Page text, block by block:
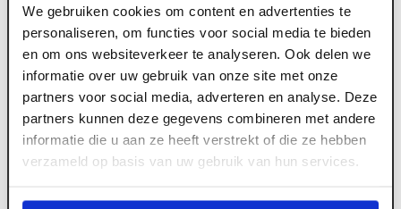
We gebruiken cookies om content en advertenties te
personaliseren, om functies voor social media te bieden
en om ons websiteverkeer te analyseren. Ook delen we
informatie over uw gebruik van onze site met onze
partners voor social media, adverteren en analyse. Deze
partners kunnen deze gegevens combineren met andere
informatie die u aan ze heeft verstrekt of die ze hebben
verzameld op basis van uw gebruik van hun services.
ART003133
Kogellagerscharnier afgerond tot 70 kg RVS
geborsteld 89 x 89 mm
te krijgen tot de prijzen.